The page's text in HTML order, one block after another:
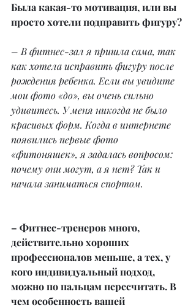
Была какая-то мотивация, или вы
просто хотели подправить фигуру?
– В фитнес-зал я пришла сама, так
как хотела исправить фигуру после
рождения ребенка. Если вы увидите
мои фото «до», вы очень сильно
удивитесь. У меня никогда не было
красивых форм. Когда в интернете
появились первые фото
«фитоняшек», я задалась вопросом:
почему они могут, а я нет? Так и
начала заниматься спортом.
– Фитнес-тренеров много,
действительно хороших
профессионалов меньше, а тех, у
кого индивидуальный подход,
можно по пальцам пересчитать. В
чем особенность вашей